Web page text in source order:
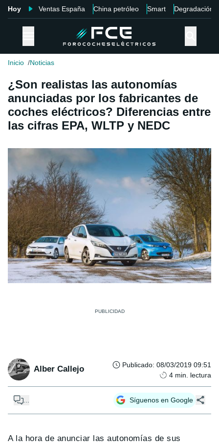
Hoy Ventas España China petróleo Smart Degradación
Inicio Noticias
¿Son realistas las autonomías
anunciadas por los fabricantes de
coches eléctricos? Diferencias entre
las cifras EPA, WLTP y NEDC
Alber Callejo Publicado: 08/03/2019 09:51
4 min. lectura
Síguenos en Google
A la hora de anunciar las autonomías de sus